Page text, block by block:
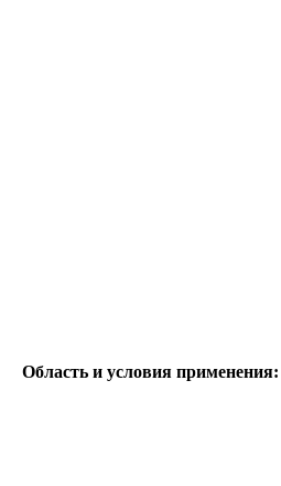
Область и условия применения: